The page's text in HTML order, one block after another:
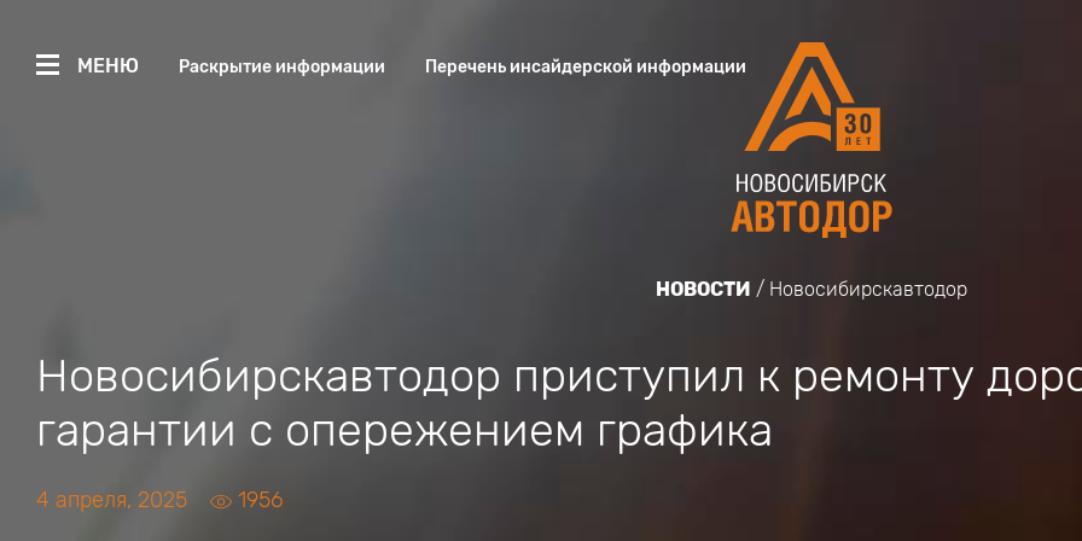
МЕНЮ Раскрытие информации Перечень инсайдерской информации
НОВОСТИ Новосибирскавтодор
Новосибирскавтодор приступил к ремонту
гарантии с опережением графика
4 апреля, 2025 1956